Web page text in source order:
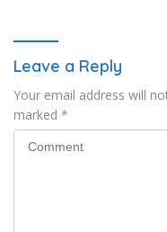
Leave a Reply
Your email address will
marked *